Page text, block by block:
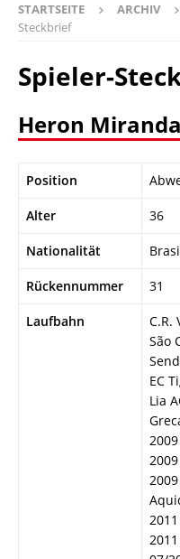
STARTSEITE ARCHIV
Steckbrief
Spieler-
Heron Miranda
Position
Alter 36
Nationalität
Rückennummer 31
Laufbahn
C.R.
São
EC
Lia